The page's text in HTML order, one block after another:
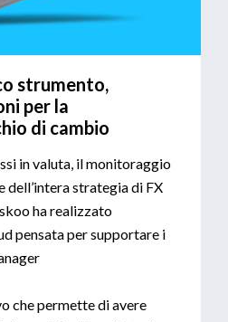
strumento,
per la
di cambio
in valuta, il monitoraggio
dell’intera strategia di FX
ha realizzato
pensata per supportare i
che permette di avere